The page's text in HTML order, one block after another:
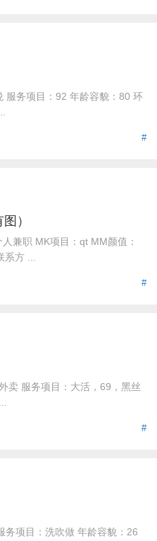
服务项目：92 年龄容貌：80 环
#
）
兼职 MK项目：qt MM颜值：
方 ...
#
卖 服务项目：大活，69，黑丝
#
务项目：洗吹做 年龄容貌：26